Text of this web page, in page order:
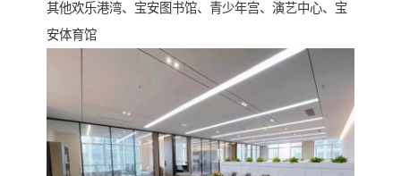
其他欢乐港湾、宝安图书馆、青少年宫、演艺中心、宝
安体育馆